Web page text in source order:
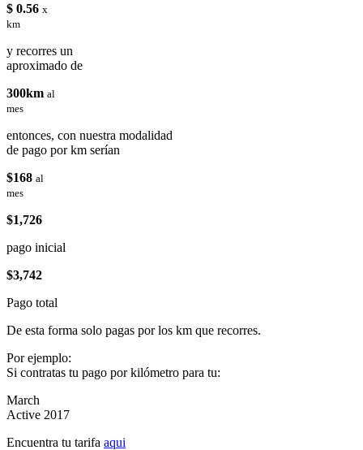
$ 0.56 x
km
y recorres un
aproximado de
300km al
mes
entonces, con nuestra modalidad
de pago por km serían
$168 al
mes
$1,726
pago inicial
$3,742
Pago total
De esta forma solo pagas por los km que recorres.
Por ejemplo:
Si contratas tu pago por kilómetro para tu:
March
Active 2017
Encuentra tu tarifa aqui